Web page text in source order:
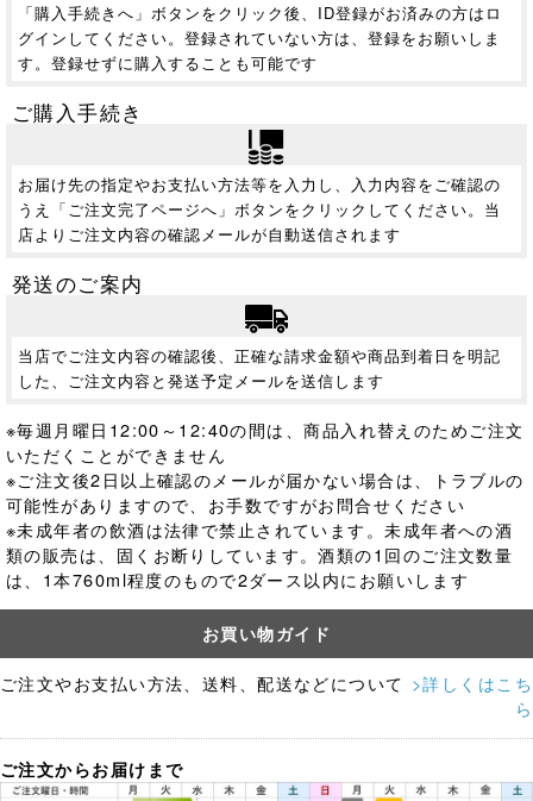
「購入手続きへ」ボタンをクリック後、ID登録がお済みの方はロ
グインしてください。登録されていない方は、登録をお願いしま
す。登録せずに購入することも可能です
ご購入手続き
お届け先の指定やお支払い方法等を入力し、入力内容をご確認の
うえ「ご注文完了ページへ」ボタンをクリックしてください。当
店よりご注文内容の確認メールが自動送信されます
発送のご案内
当店でご注文内容の確認後、正確な請求金額や商品到着日を明記
した、ご注文内容と発送予定メールを送信します
※毎週月曜日12:00～12:40の間は、商品入れ替えのためご注文
いただくことができません
※ご注文後2日以上確認のメールが届かない場合は、トラブルの
可能性がありますので、お手数ですがお問合せください
※未成年者の飲酒は法律で禁止されています。未成年者への酒
類の販売は、固くお断りしています。酒類の1回のご注文数量
は、1本760ml程度のもので2ダース以内にお願いします
お買い物ガイド
ご注文やお支払い方法、送料、配送などについて >詳しくはこち
ら
ご注文からお届けまで